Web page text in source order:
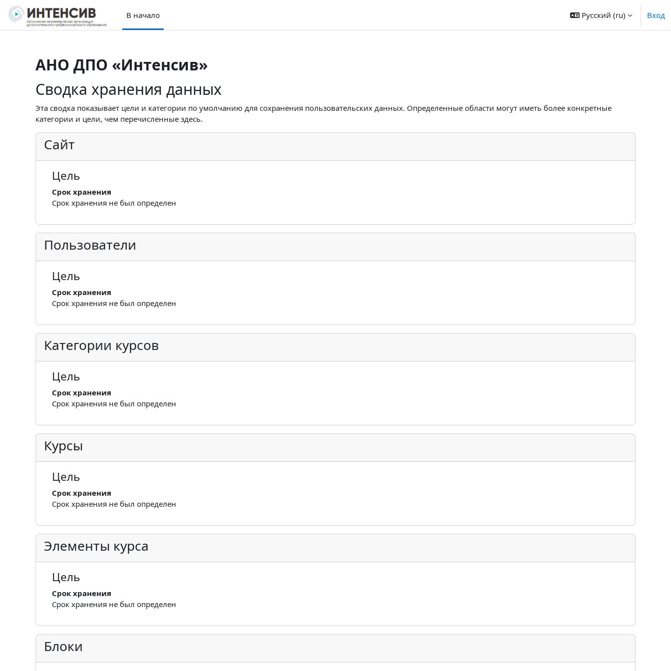
Перейти к основному содержанию
В начало
Русский ‎(ru)‎ Вход
АНО ДПО «Интенсив»
Сводка хранения данных
Эта сводка показывает цели и категории по умолчанию для сохранения пользовательских данных. Определенные области могут иметь более конкретные
категории и цели, чем перечисленные здесь.
Сайт
Цель
Срок хранения
Срок хранения не был определен
Пользователи
Цель
Срок хранения
Срок хранения не был определен
Категории курсов
Цель
Срок хранения
Срок хранения не был определен
Курсы
Цель
Срок хранения
Срок хранения не был определен
Элементы курса
Цель
Срок хранения
Срок хранения не был определен
Блоки